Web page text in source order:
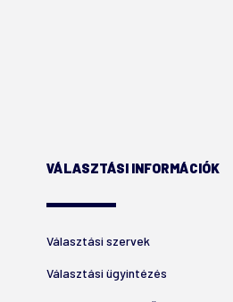
VÁLASZTÁSI INFORMÁCIÓK
Választási szervek
Választási ügyintézés